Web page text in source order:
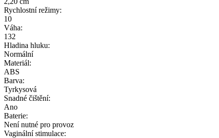
Rychlostní režimy:
10
Váha:
132
Hladina hluku:
Normální
Materiál:
ABS
Barva:
Tyrkysová
Snadné čištění:
Ano
Baterie:
Není nutné pro provoz
Vaginální stimulace: